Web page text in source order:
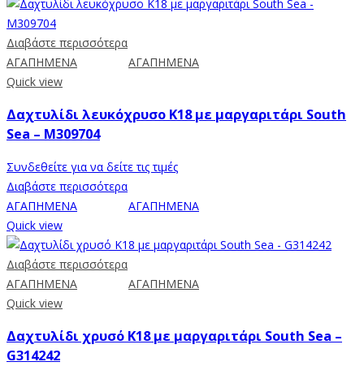
Διαβάστε περισσότερα
ΑΓΑΠΗΜΕΝΑ
ΑΓΑΠΗΜΕΝΑ
Quick view
Δαχτυλίδι λευκόχρυσο Κ18 με μαργαριτάρι South
Sea – M309704
Συνδεθείτε για να δείτε τις τιμές
Διαβάστε περισσότερα
ΑΓΑΠΗΜΕΝΑ
ΑΓΑΠΗΜΕΝΑ
Quick view
Διαβάστε περισσότερα
ΑΓΑΠΗΜΕΝΑ
ΑΓΑΠΗΜΕΝΑ
Quick view
Δαχτυλίδι χρυσό Κ18 με μαργαριτάρι South Sea –
G314242